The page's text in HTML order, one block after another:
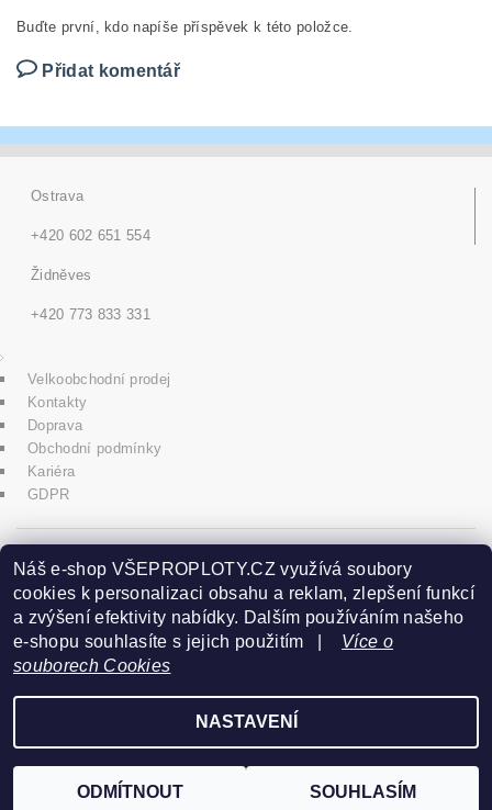
Buďte první, kdo napíše příspěvek k této položce.
Přidat komentář
Ostrava
+420 602 651 554
Židněves
+420 773 833 331
Velkoobchodní prodej
Kontakty
Doprava
Obchodní podmínky
Kariéra
GDPR
icons8.com
Praha - Herink
+420 606 020 266
2026 ©www.vseproploty.cz, všechna práva vyhrazena
Náš e-shop VŠEPROPLOTY.CZ využívá soubory
cookies k personalizaci obsahu a reklam, zlepšení funkcí
a zvýšení efektivity nabídky. Dalším používáním našeho
e-shopu souhlasíte s jejich použitím | Více o
souborech Cookies
NASTAVENÍ
ODMÍTNOUT SOUHLASÍM